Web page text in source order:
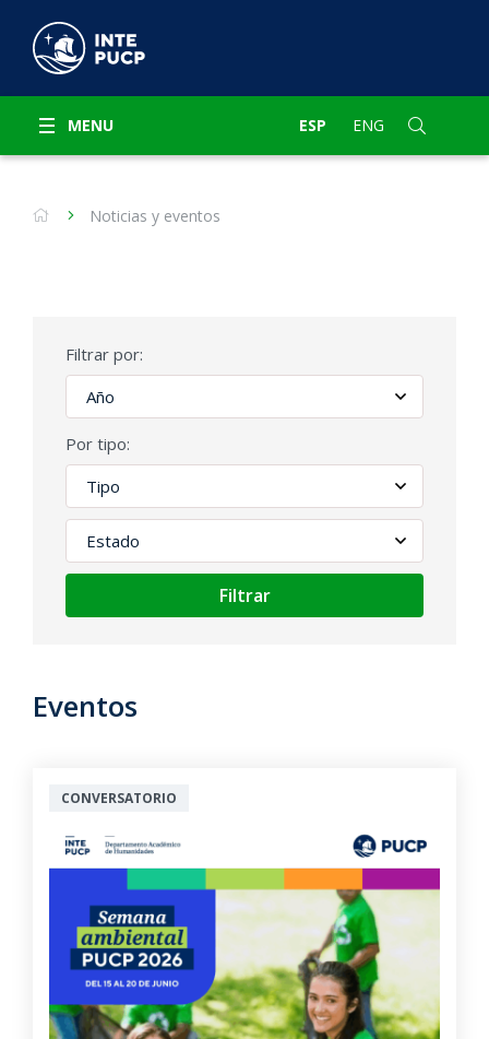
MENU ESP ENG
Noticias y eventos
Filtrar por:
Por tipo:
Filtrar
Eventos
CONVERSATORIO